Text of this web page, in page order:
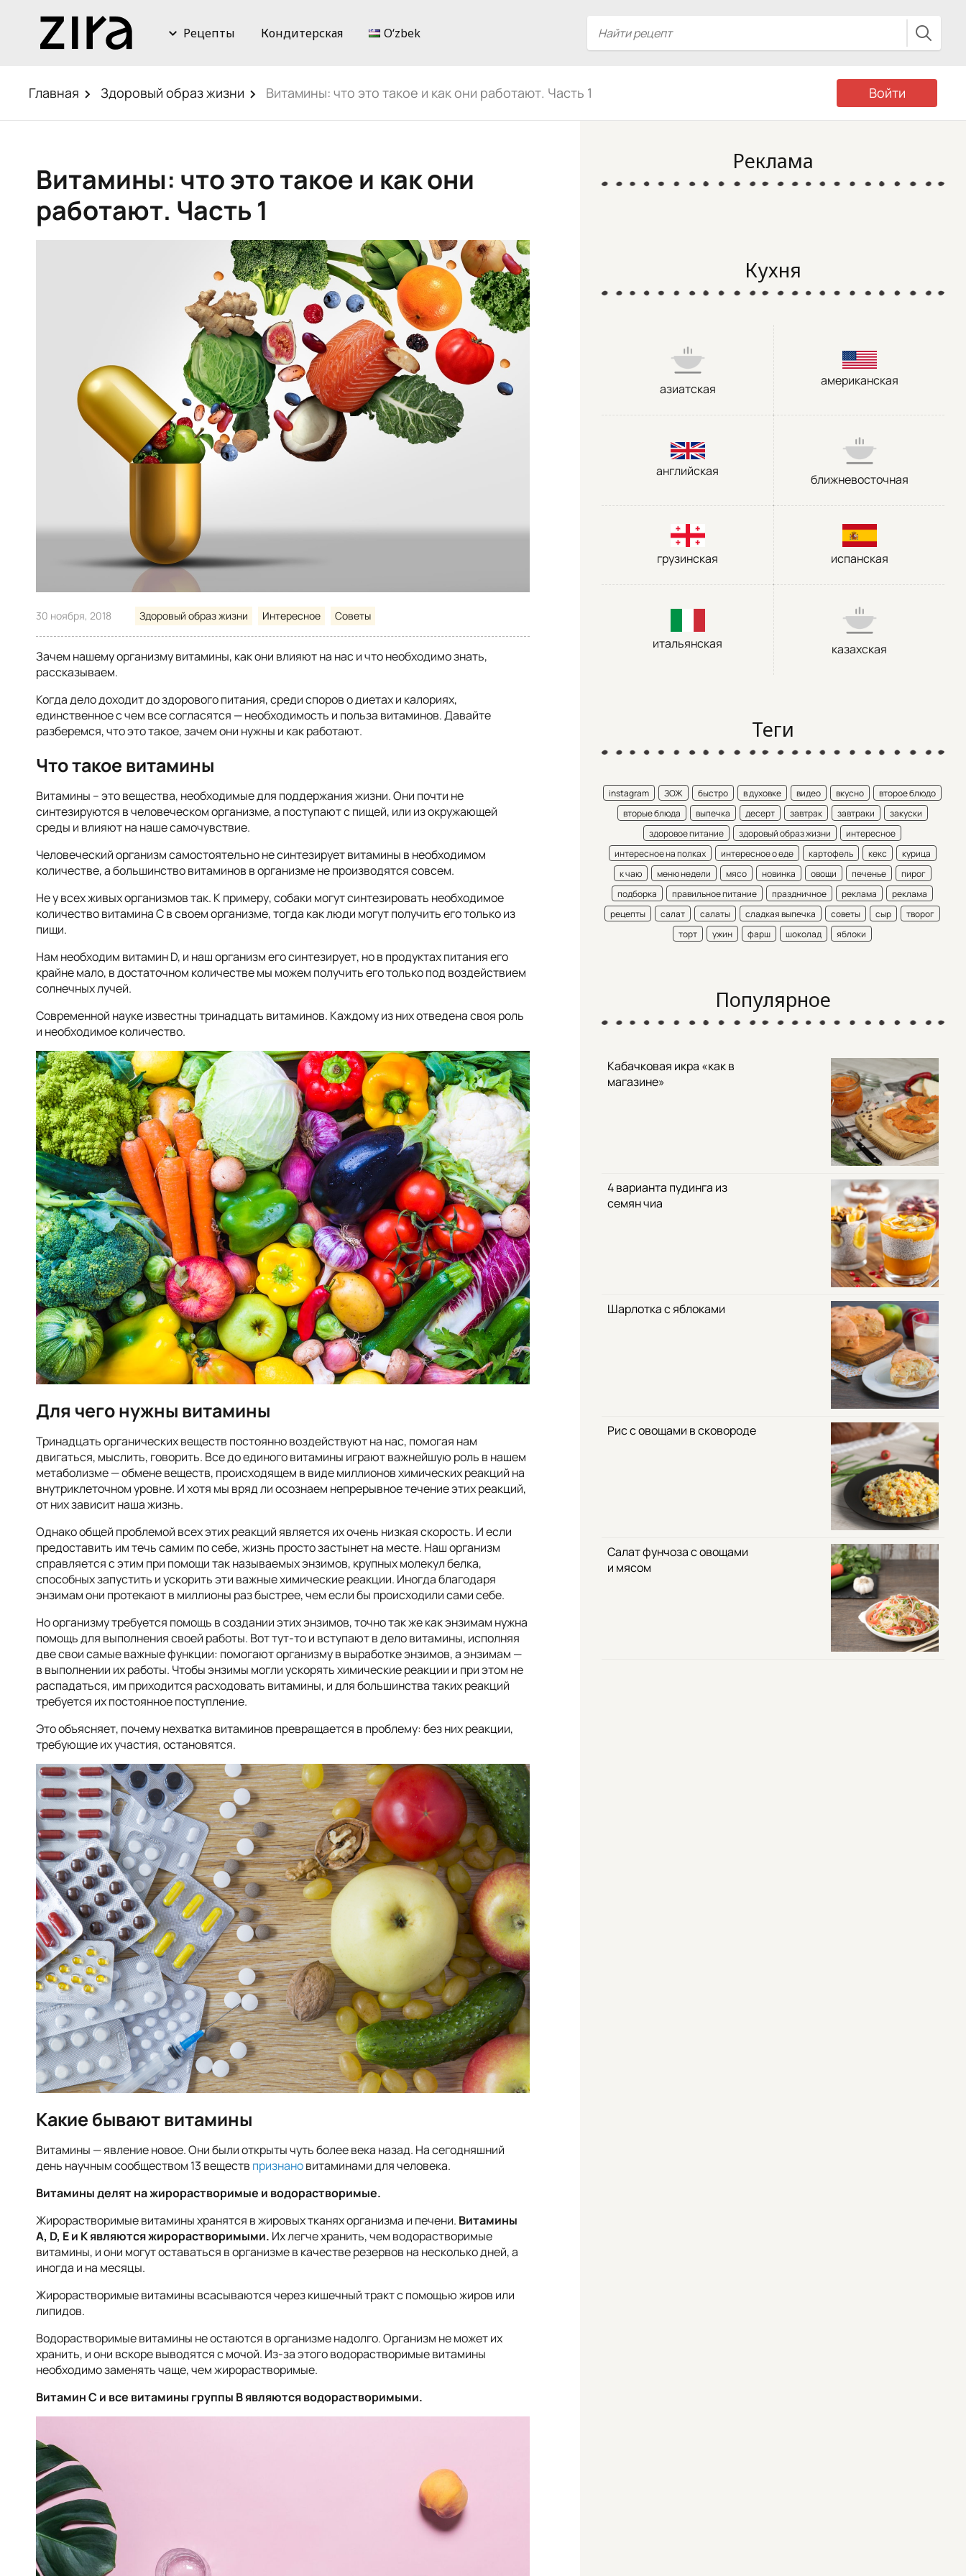
Рецепты Кондитерская Oʻzbek
Главная Здоровый образ жизни Витамины: что это такое и как они работают. Часть 1 Войти
Витамины: что это такое и как они
работают. Часть 1
30 ноября, 2018 Здоровый образ жизни Интересное Советы
Зачем нашему организму витамины, как они влияют на нас и что необходимо знать,
рассказываем.
Когда дело доходит до здорового питания, среди споров о диетах и калориях,
единственное с чем все согласятся — необходимость и польза витаминов. Давайте
разберемся, что это такое, зачем они нужны и как работают.
Что такое витамины
Витамины – это вещества, необходимые для поддержания жизни. Они почти не
синтезируются в человеческом организме, а поступают с пищей, или из окружающей
среды и влияют на наше самочувствие.
Человеческий организм самостоятельно не синтезирует витамины в необходимом
количестве, а большинство витаминов в организме не производятся совсем.
Не у всех живых организмов так. К примеру, собаки могут синтезировать необходимое
количество витамина С в своем организме, тогда как люди могут получить его только из
пищи.
Нам необходим витамин D, и наш организм его синтезирует, но в продуктах питания его
крайне мало, в достаточном количестве мы можем получить его только под воздействием
солнечных лучей.
Современной науке известны тринадцать витаминов. Каждому из них отведена своя роль
и необходимое количество.
Для чего нужны витамины
Тринадцать органических веществ постоянно воздействуют на нас, помогая нам
двигаться, мыслить, говорить. Все до единого витамины играют важнейшую роль в нашем
метаболизме — обмене веществ, происходящем в виде миллионов химических реакций на
внутриклеточном уровне. И хотя мы вряд ли осознаем непрерывное течение этих реакций,
от них зависит наша жизнь.
Однако общей проблемой всех этих реакций является их очень низкая скорость. И если
предоставить им течь самим по себе, жизнь просто застынет на месте. Наш организм
справляется с этим при помощи так называемых энзимов, крупных молекул белка,
способных запустить и ускорить эти важные химические реакции. Иногда благодаря
энзимам они протекают в миллионы раз быстрее, чем если бы происходили сами себе.
Но организму требуется помощь в создании этих энзимов, точно так же как энзимам нужна
помощь для выполнения своей работы. Вот тут-то и вступают в дело витамины, исполняя
две свои самые важные функции: помогают организму в выработке энзимов, а энзимам —
в выполнении их работы. Чтобы энзимы могли ускорять химические реакции и при этом не
распадаться, им приходится расходовать витамины, и для большинства таких реакций
требуется их постоянное поступление.
Это объясняет, почему нехватка витаминов превращается в проблему: без них реакции,
требующие их участия, остановятся.
Какие бывают витамины
Витамины — явление новое. Они были открыты чуть более века назад. На сегодняшний
день научным сообществом 13 веществ признановитаминами для человека.
Витамины делят на жирорастворимые и водорастворимые.
Жирорастворимые витамины хранятся в жировых тканях организма и печени. Витамины
A, D, E и K являются жирорастворимыми. Их легче хранить, чем водорастворимые
витамины, и они могут оставаться в организме в качестве резервов на несколько дней, а
иногда и на месяцы.
Жирорастворимые витамины всасываются через кишечный тракт с помощью жиров или
липидов.
Водорастворимые витамины не остаются в организме надолго. Организм не может их
хранить, и они вскоре выводятся с мочой. Из-за этого водорастворимые витамины
необходимо заменять чаще, чем жирорастворимые.
Витамин С и все витамины группы В являются водорастворимыми.
Реклама
Кухня
азиатская
американская
английская
ближневосточная
грузинская испанская
итальянская казахская
Теги
instagram ЗОЖ быстро в духовке видео вкусно
второе блюдо
вторые блюда
выпечка десерт завтрак завтраки
закуски
здоровое питание
здоровый образ жизни
интересное
интересное на полках
интересное о еде картофель кекс
курица
к чаю
меню недели мясо новинка овощи печенье
пирог
подборка
правильное питание праздничное реклама
реклама
рецепты
салат салаты сладкая выпечка советы сыр
творог
торт
ужин фарш шоколад яблоки
Популярное
Кабачковая икра «как в
магазине»
4 варианта пудинга из
семян чиа
Шарлотка с яблоками
Рис с овощами в сковороде
Салат фунчоза с овощами
и мясом